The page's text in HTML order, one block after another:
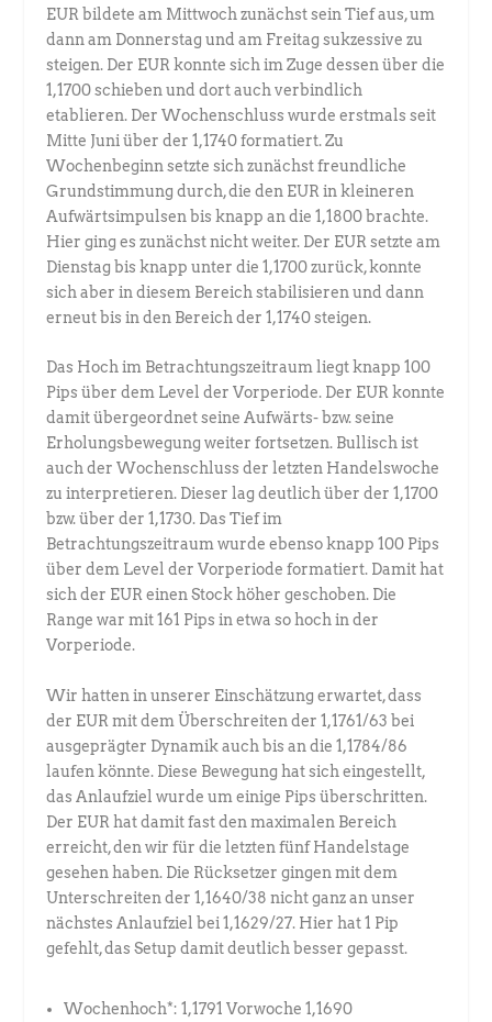
EUR bildete am Mittwoch zunächst sein Tief aus, um
dann am Donnerstag und am Freitag sukzessive zu
steigen. Der EUR konnte sich im Zuge dessen über die
1,1700 schieben und dort auch verbindlich
etablieren. Der Wochenschluss wurde erstmals seit
Mitte Juni über der 1,1740 formatiert. Zu
Wochenbeginn setzte sich zunächst freundliche
Grundstimmung durch, die den EUR in kleineren
Aufwärtsimpulsen bis knapp an die 1,1800 brachte.
Hier ging es zunächst nicht weiter. Der EUR setzte am
Dienstag bis knapp unter die 1,1700 zurück, konnte
sich aber in diesem Bereich stabilisieren und dann
erneut bis in den Bereich der 1,1740 steigen.
Das Hoch im Betrachtungszeitraum liegt knapp 100
Pips über dem Level der Vorperiode. Der EUR konnte
damit übergeordnet seine Aufwärts- bzw. seine
Erholungsbewegung weiter fortsetzen. Bullisch ist
auch der Wochenschluss der letzten Handelswoche
zu interpretieren. Dieser lag deutlich über der 1,1700
bzw. über der 1,1730. Das Tief im
Betrachtungszeitraum wurde ebenso knapp 100 Pips
über dem Level der Vorperiode formatiert. Damit hat
sich der EUR einen Stock höher geschoben. Die
Range war mit 161 Pips in etwa so hoch in der
Vorperiode.
Wir hatten in unserer Einschätzung erwartet, dass
der EUR mit dem Überschreiten der 1,1761/63 bei
ausgeprägter Dynamik auch bis an die 1,1784/86
laufen könnte. Diese Bewegung hat sich eingestellt,
das Anlaufziel wurde um einige Pips überschritten.
Der EUR hat damit fast den maximalen Bereich
erreicht, den wir für die letzten fünf Handelstage
gesehen haben. Die Rücksetzer gingen mit dem
Unterschreiten der 1,1640/38 nicht ganz an unser
nächstes Anlaufziel bei 1,1629/27. Hier hat 1 Pip
gefehlt, das Setup damit deutlich besser gepasst.
Wochenhoch*: 1,1791 Vorwoche 1,1690